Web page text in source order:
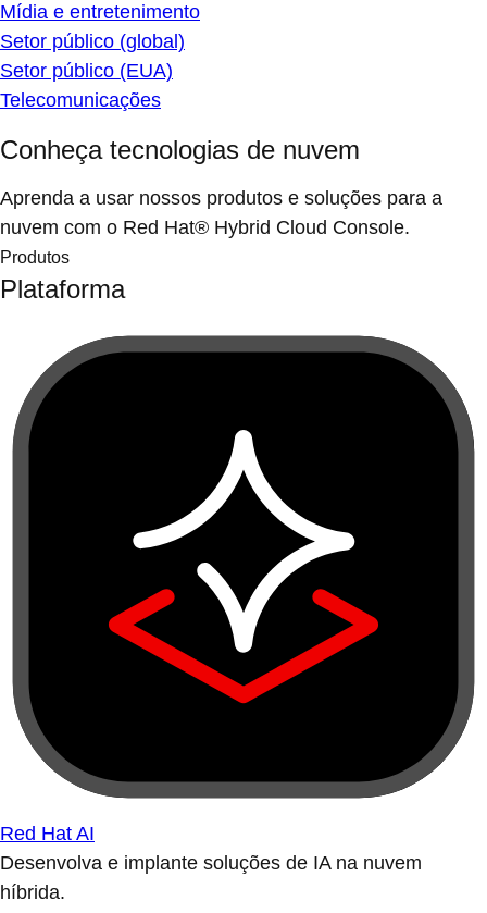
Mídia e entretenimento
Setor público (global)
Setor público (EUA)
Telecomunicações
Conheça tecnologias de nuvem
Aprenda a usar nossos produtos e soluções para a
nuvem com o Red Hat® Hybrid Cloud Console.
Produtos
Plataforma
Red Hat AI
Desenvolva e implante soluções de IA na nuvem
híbrida.